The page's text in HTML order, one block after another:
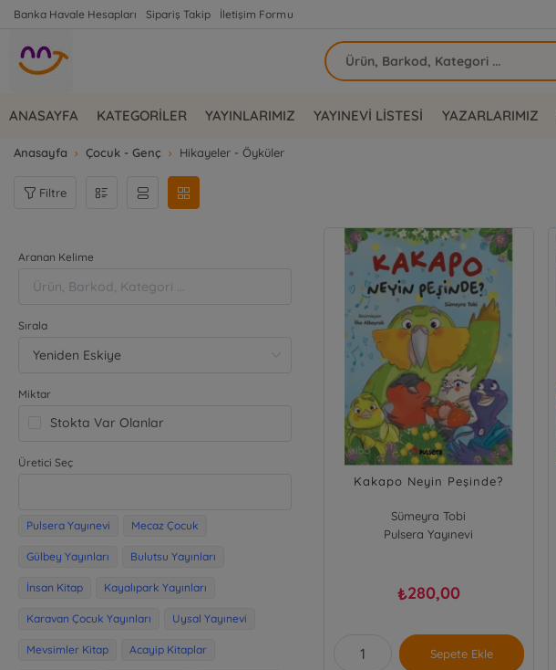
Banka Havale Hesapları Sipariş Takip İletişim Formu
ANASAYFA KATEGORİLER YAYINLARIMIZ YAYINEVİ LİSTESİ YAZARLARIMIZ
Anasayfa Çocuk - Genç Hikayeler - Öyküler
Filtre
Aranan Kelime
Sırala
Miktar
Stokta Var Olanlar
Üretici Seç
Pulsera Yayınevi Mecaz Çocuk
Gülbey Yayınları Bulutsu Yayınları
İnsan Kitap Kayalıpark Yayınları
Karavan Çocuk Yayınları Uysal Yayınevi
Mevsimler Kitap Acayip Kitaplar
Kakapo Neyin Peşinde?
Sümeyra Tobi
Pulsera Yayınevi
₺280,00
Sepete Ekle